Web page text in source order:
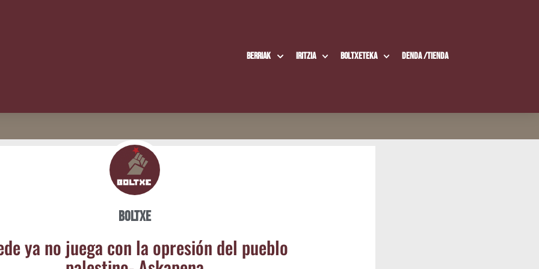
Berriak Iritzia Boltxe­te­ka Den­da /​Tien­da
Boltxe
ya no jue­ga con la opre­sión del pue­blo